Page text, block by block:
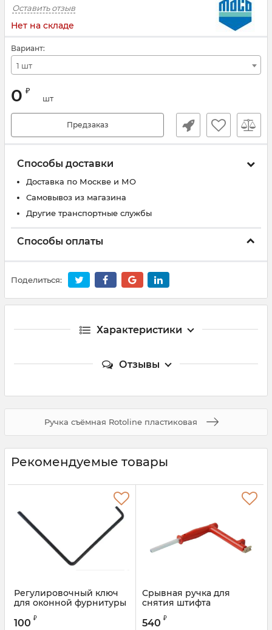
Оставить отзыв
Нет на складе
Вариант:
1 шт
0 ₽
шт
Предзаказ
Способы доставки
Доставка по Москве и МО
Самовывоз из магазина
Другие транспортные службы
Способы оплаты
Поделиться:
Характеристики
Отзывы
Ручка съёмная Rotoline пластиковая
Рекомендуемые товары
Регулировочный ключ
для оконной фурнитуры
Артикул:
100 ₽
Срывная ручка для
снятия штифта
540 ₽